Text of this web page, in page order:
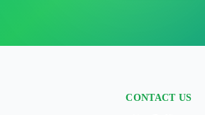
CONTACT US